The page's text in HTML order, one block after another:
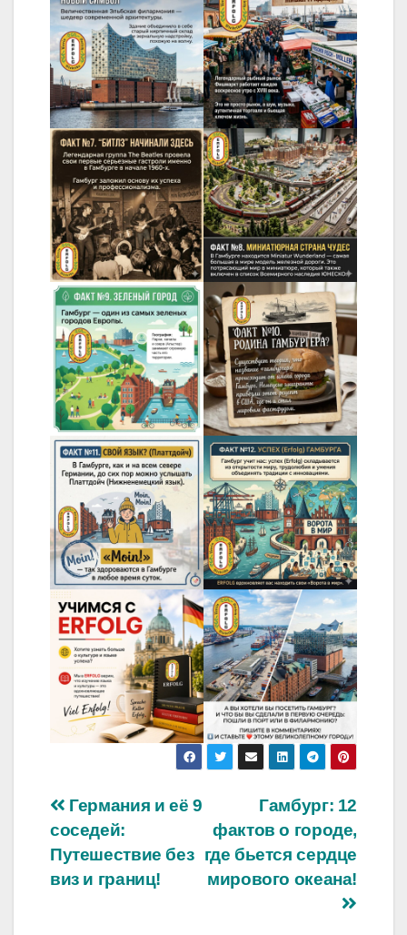
Навигация
по
записям
Гамбург: 12
фактов о городе,
где бьется сердце
мирового океана!
Германия и её 9
соседей:
Путешествие без
виз и границ!